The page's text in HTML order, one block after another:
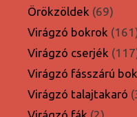
termék
Örökzöldek 6969
Virágzó bokrok 161
Virágzó cserjék 117
Virágzó fásszárú
Virágzó talajtakaró
2